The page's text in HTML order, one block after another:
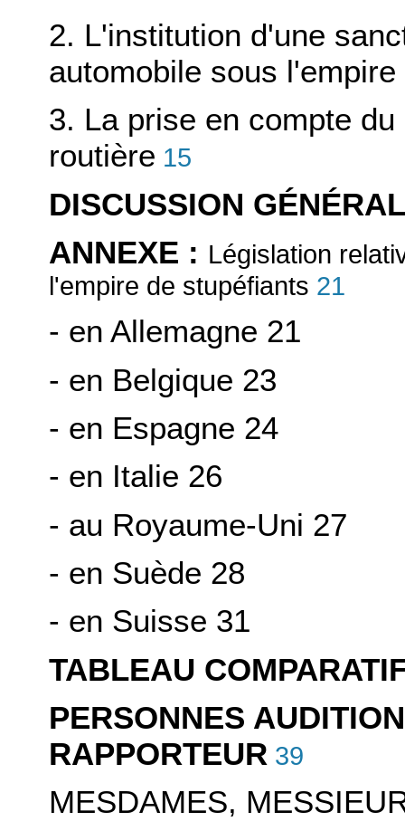
2. L'institution d'une
automobile sous
3. La prise en compte
routière 15
DISCUSSION
ANNEXE : Législation
l'empire de stupéfiants 21
- en Allemagne 21
- en Belgique 23
- en Espagne 24
- en Italie 26
- au Royaume-Uni 27
- en Suède 28
- en Suisse 31
TABLEAU
PERSONNES
RAPPORTEUR 39
MESDAMES,